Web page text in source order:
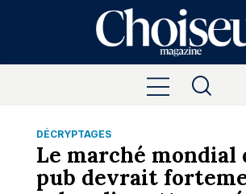
DÉCRYPTAGES
Le marché mondial
pub devrait